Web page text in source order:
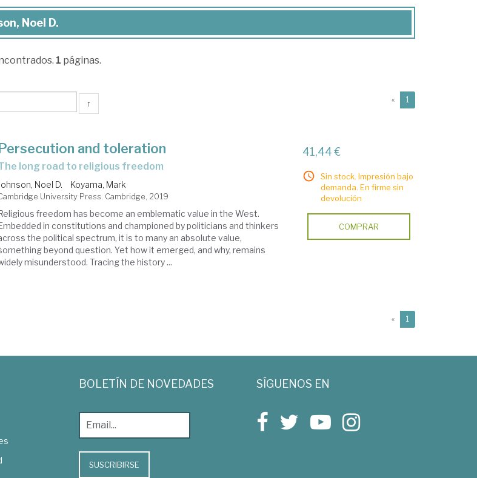
Noel D.
1 páginas.
↑ « 1
and toleration
the long road to religious freedom
Noel D. Koyama, Mark
University Press. Cambridge, 2019
freedom has become an emblematic value in the West.
in constitutions and championed by politicians and thinkers
the political spectrum, it is to many an absolute value,
beyond question. Yet how it emerged, and why, remains
misunderstood. Tracing the history ...
41,44 €
Sin stock. Impresión bajo
demanda. En firme sin
devolución
COMPRAR
« 1
BOLETÍN DE NOVEDADES
SUSCRIBIRSE
SÍGUENOS EN